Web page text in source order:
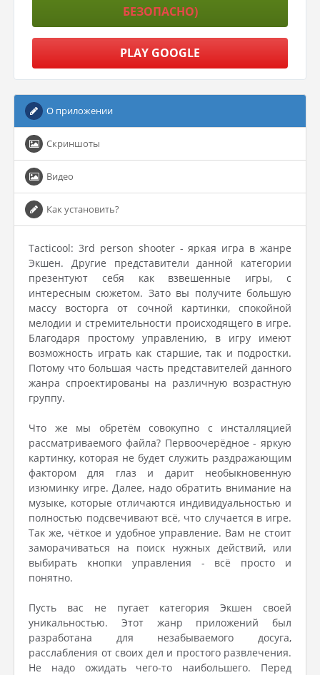
БЕЗОПАСНО)
PLAY GOOGLE
О приложении
Скриншоты
Видео
Как установить?
Tacticool: 3rd person shooter - яркая игра в жанре
Экшен. Другие представители данной категории
презентуют себя как взвешенные игры, с
интересным сюжетом. Зато вы получите большую
массу восторга от сочной картинки, спокойной
мелодии и стремительности происходящего в игре.
Благодаря простому управлению, в игру имеют
возможность играть как старшие, так и подростки.
Потому что большая часть представителей данного
жанра спроектированы на различную возрастную
группу.
Что же мы обретём совокупно с инсталляцией
рассматриваемого файла? Первоочерёдное - яркую
картинку, которая не будет служить раздражающим
фактором для глаз и дарит необыкновенную
изюминку игре. Далее, надо обратить внимание на
музыке, которые отличаются индивидуальностью и
полностью подсвечивают всё, что случается в игре.
Так же, чёткое и удобное управление. Вам не стоит
заморачиваться на поиск нужных действий, или
выбирать кнопки управления - всё просто и
понятно.
Пусть вас не пугает категория Экшен своей
уникальностью. Этот жанр приложений был
разработана для незабываемого досуга,
расслабления от своих дел и простого развлечения.
Не надо ожидать чего-то наибольшего. Перед